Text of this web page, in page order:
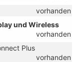
vorhanden
und Wireless
vorhanden
Plus
vorhanden